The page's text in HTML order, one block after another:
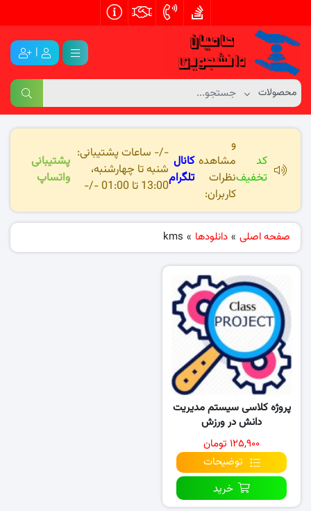
|
کد
تخفیف
و
مشاهده
نظرات
کاربران:
کانال
تلگرام
-/- ساعات پشتیبانی:
شنبه تا چهارشنبه،
13:00 تا 01:00 -/-
پشتیبانی
واتساپ
صفحه اصلی » دانلودها »
kms
پروژه کلاسی سیستم مدیریت
دانش در ورزش
۱۲۵,۹۰۰ تومان
توضیحات
خرید